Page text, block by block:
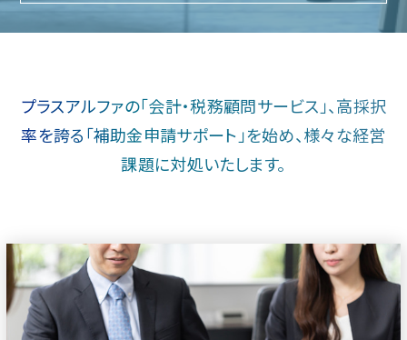
プラスアルファの「会計・税務顧問サービス」、高採択
率を誇る「補助金申請サポート」を始め、様々な経営
課題に対処いたします。